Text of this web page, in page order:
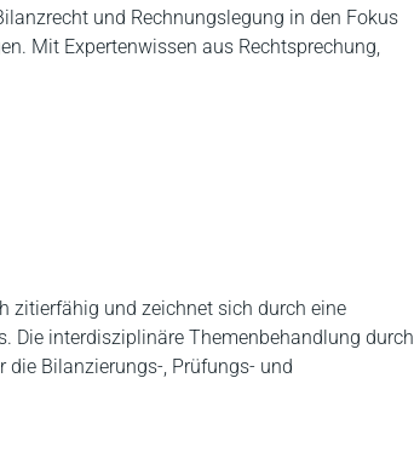
und Rechnungslegung in den Fokus
Mit Expertenwissen aus Rechtsprechung,
zitierfähig und zeichnet sich durch eine
Die interdisziplinäre Themenbehandlung durch
die Bilanzierungs-, Prüfungs- und